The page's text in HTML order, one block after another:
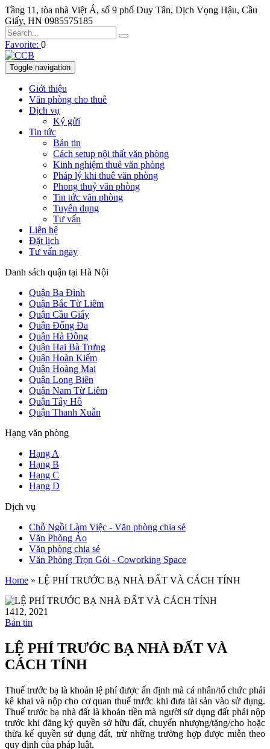
Tầng 11, tòa nhà Việt Á, số 9 phố Duy Tân, Dịch Vọng Hậu, Cầu
Giấy, HN 0985575185
Favorite: 0
Toggle navigation
Giới thiệu
Văn phòng cho thuê
Dịch vụ
Ký gửi
Tin tức
Bản tin
Cách setup nội thất văn phòng
Kinh nghiệm thuê văn phòng
Pháp lý khi thuê văn phòng
Phong thuỷ văn phòng
Tin tức văn phòng
Tuyển dụng
Tư vấn
Liên hệ
Đặt lịch
Tư vấn ngay
Danh sách quận tại Hà Nội
Quận Ba Đình
Quận Bắc Từ Liêm
Quận Cầu Giấy
Quận Đống Đa
Quận Hà Đông
Quận Hai Bà Trưng
Quận Hoàn Kiếm
Quận Hoàng Mai
Quận Long Biên
Quận Nam Từ Liêm
Quận Tây Hồ
Quận Thanh Xuân
Hạng văn phòng
Hạng A
Hạng B
Hạng C
Hạng D
Dịch vụ
Chỗ Ngồi Làm Việc - Văn phòng chia sẻ
Văn Phòng Ảo
Văn phòng chia sẻ
Văn Phòng Trọn Gói - Coworking Space
Home » LỆ PHÍ TRƯỚC BẠ NHÀ ĐẤT VÀ CÁCH TÍNH
1412, 2021
Bản tin
LỆ PHÍ TRƯỚC BẠ NHÀ ĐẤT VÀ
CÁCH TÍNH
Thuế trước bạ là khoản lệ phí được ấn định mà cá nhân/tổ chức phải
kê khai và nộp cho cơ quan thuế trước khi đưa tài sản vào sử dụng.
Thuế trước bạ nhà đất là khoản tiền mà người sử dụng đất phải nộp
trước khi đăng ký quyền sở hữu đất, chuyển nhượng/tặng/cho hoặc
thừa kế quyền sử dụng đất, trừ những trường hợp được miễn theo
quy định của pháp luật.